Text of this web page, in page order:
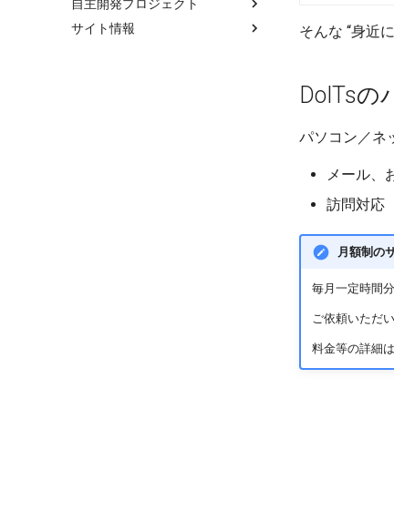
自主開発プロジェクト
GrepAddin for Excel
サイト情報
そんな “身近
DoITsの
パソコン／ネ
メール、
訪問対応
月額制の
毎月一定時間
ご依頼いただ
料金等の詳細は